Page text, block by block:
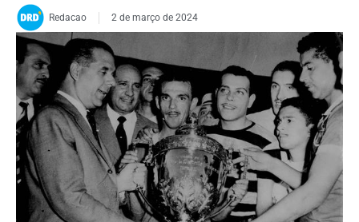
Redacao 2 de março de 2024